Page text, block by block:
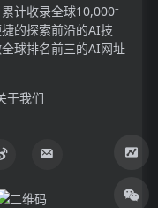
计收录全球10,000⁺
的探索前沿的AI技
球排名前三的AI网址
于我们